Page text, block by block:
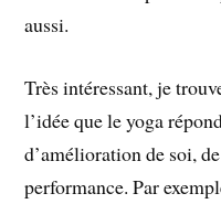
aussi.
Très intéressant, je
l’idée que le yoga
d’amélioration de soi,
performance. Par